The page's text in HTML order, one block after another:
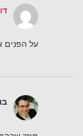
על הפנים